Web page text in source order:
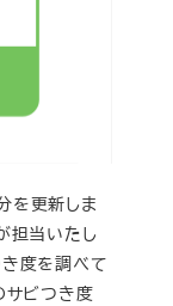
を更新しま
担当いたし
度を調べて
サビつき度